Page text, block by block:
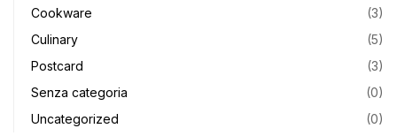
Cookware
(3)
Culinary
(5)
Postcard
(3)
Senza categoria
(0)
Uncategorized
(0)